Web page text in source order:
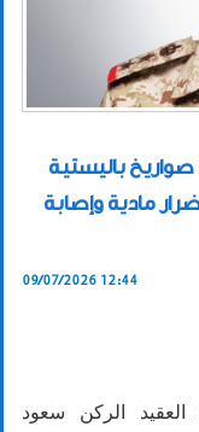
محليات / «الدفاع»: تعاملنا بنجاح مع 3 صواريخ باليستية
أضرار مادية وإصابة
09/07/2026 12:44
الركن سعود